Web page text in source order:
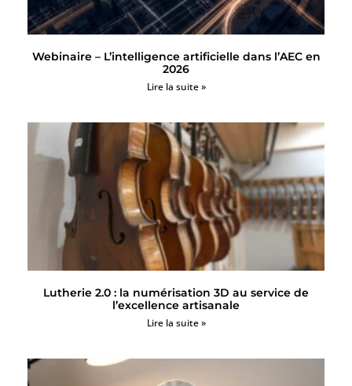
Webinaire – L’intelligence artificielle dans l’AEC en
2026
Lire la suite »
Lutherie 2.0 : la numérisation 3D au service de
l’excellence artisanale
Lire la suite »